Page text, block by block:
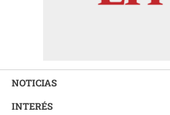
NOTICIAS
INTERÉS